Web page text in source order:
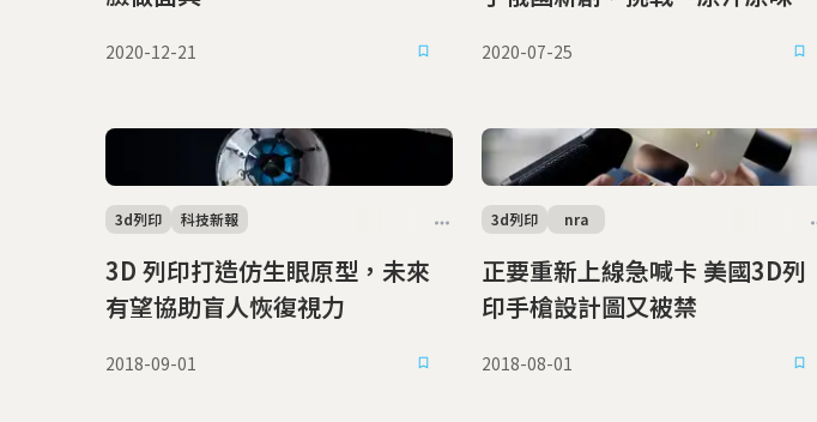
2020-12-21 2020-07-25
3D 列印打造仿生眼原型，未來
有望協助盲人恢復視力
3d列印 科技新報
2018-09-01
正要重新上線急喊卡 美國3D列
印手槍設計圖又被禁
3d列印 nra
2018-08-01